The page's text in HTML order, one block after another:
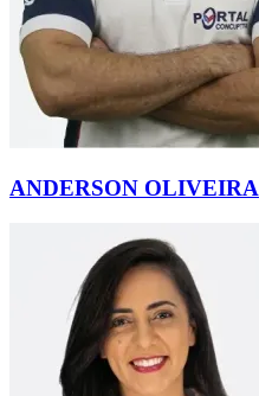
ANDERSON OLIVEIRA